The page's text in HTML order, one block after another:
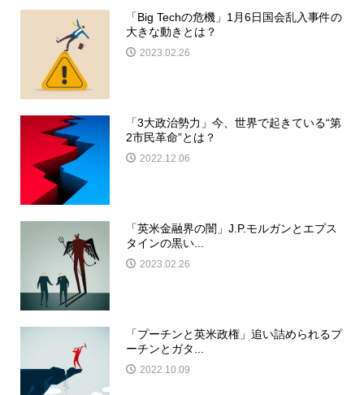
「Big Techの危機」1月6日国会乱入事件の
大きな動きとは？
2023.02.26
「3大政治勢力」今、世界で起きている“第
2市民革命”とは？
2022.12.06
「英米金融界の闇」J.P.モルガンとエプス
タインの黒い...
2023.02.26
「プーチンと英米政権」追い詰められるプ
ーチンとガタ...
2022.10.09